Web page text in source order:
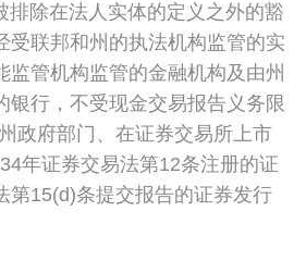
排除在法人实体的定义之外的豁
受联邦和州的执法机构监管的实
监管机构监管的金融机构及由州
银行，不受现金交易报告义务限
政府部门、在证券交易所上市
年证券交易法第12条注册的证
第15(d)条提交报告的证券发行